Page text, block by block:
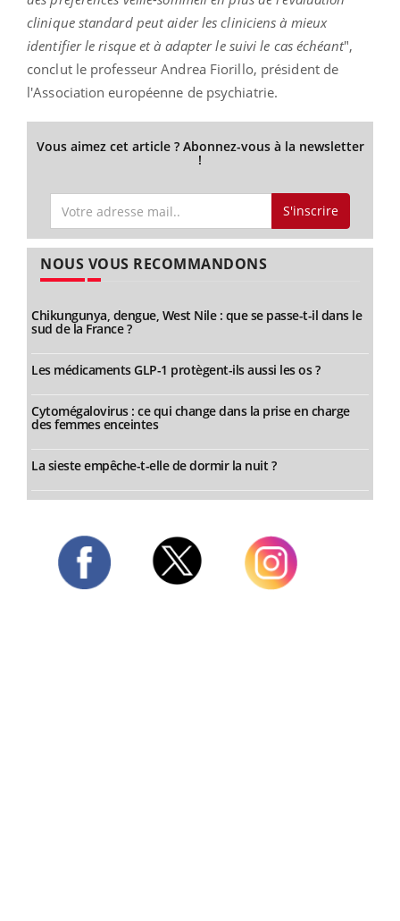
clinique standard peut aider les cliniciens à mieux
identifier le risque et à adapter le suivi le cas échéant",
conclut le professeur Andrea Fiorillo, président de
l'Association européenne de psychiatrie.
Vous aimez cet article ? Abonnez-vous à la newsletter
!
S'inscrire
NOUS VOUS RECOMMANDONS
Chikungunya, dengue, West Nile : que se passe-t-il dans le
sud de la France ?
Les médicaments GLP-1 protègent-ils aussi les os ?
Cytomégalovirus : ce qui change dans la prise en charge
des femmes enceintes
La sieste empêche-t-elle de dormir la nuit ?